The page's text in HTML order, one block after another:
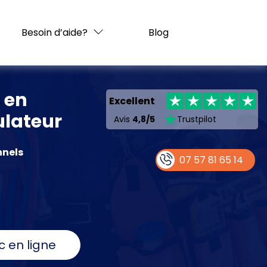
Besoin d’aide? Blog
en ligne
Excellent
Avis 4,8/5 Trustpilot
07 57 81 65 14